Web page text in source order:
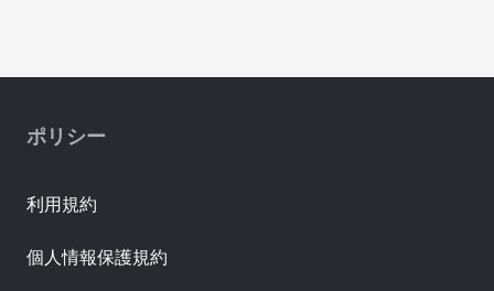
ポリシー
利用規約
個人情報保護規約